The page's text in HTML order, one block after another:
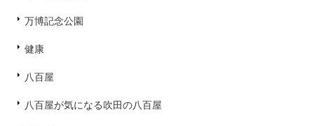
万博記念公園
健康
八百屋
八百屋が気になる吹田の八百屋